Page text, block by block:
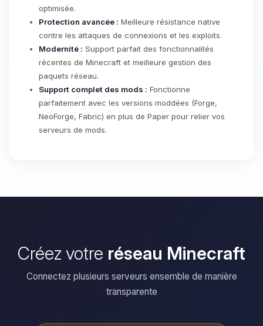
optimisée.
Protection avancée : Meilleure résistance native
contre les attaques de connexions et les exploits.
Modernité : Support parfait des fonctionnalités
récentes de Minecraft et meilleure gestion des
paquets réseau.
Support complet des mods : Fonctionne
parfaitement avec les versions moddées (Forge,
NeoForge, Fabric) en plus de Paper pour relier vos
serveurs de mods.
Créez votre réseau Minecraft
Connectez plusieurs serveurs ensemble de manière
transparente